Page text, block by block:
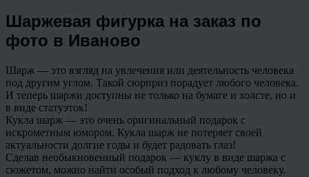
Шаржевая фигурка на заказ по
фото в Иваново
Шарж — это взгляд на увлечения или деятельность человека
под другим углом. Такой сюрприз порадует любого человека.
И теперь шаржи доступны не только на бумаге и холсте, но и
в виде статуэток!
Кукла шарж — это очень оригинальный подарок с
искрометным юмором. Кукла шарж не потеряет своей
актуальности долгие годы и будет радовать глаз!
Сделав необыкновенный подарок — куклу в виде шаржа с
сюжетом, можно найти особый подход к любому человеку.